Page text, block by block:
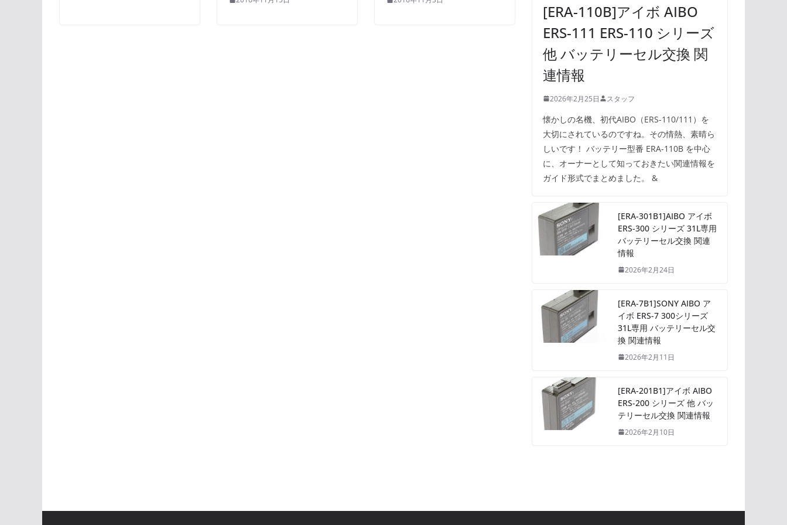
[ERA-110B]アイボ AIBO
ERS-111 ERS-110 シリーズ
他 バッテリーセル交換 関
連情報
2026年2月25日 スタッフ
懐かしの名機、初代AIBO（ERS-110/111）を
大切にされているのですね。その情熱、素晴ら
しいです！ バッテリー型番 ERA-110B を中心
に、オーナーとして知っておきたい関連情報を
ガイド形式でまとめました。 &
[ERA-301B1]AIBO アイボ
ERS-300 シリーズ 31L専用
バッテリーセル交換 関連
情報
2026年2月24日
[ERA-7B1]SONY AIBO ア
イボ ERS-7 300シリーズ
31L専用 バッテリーセル交
換 関連情報
2026年2月11日
[ERA-201B1]アイボ AIBO
ERS-200 シリーズ 他 バッ
テリーセル交換 関連情報
2026年2月10日